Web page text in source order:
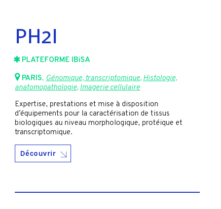
PH2I
PLATEFORME IBiSA
PARIS, Génomique, transcriptomique,Histologie,
anatomopathologie,Imagerie cellulaire
Expertise, prestations et mise à disposition
d’équipements pour la caractérisation de tissus
biologiques au niveau morphologique, protéique et
transcriptomique.
Découvrir